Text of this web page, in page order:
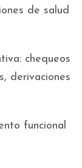
de salud
chequeos
derivaciones
funcional